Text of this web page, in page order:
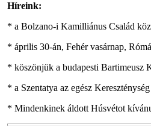
Híreink:
* a Bolzano-i Kamilliánus Család
* április 30-án, Fehér vasárnap,
* köszönjük a budapesti Bartimeusz
* a Szentatya az egész
* Mindenkinek áldott Húsvétot